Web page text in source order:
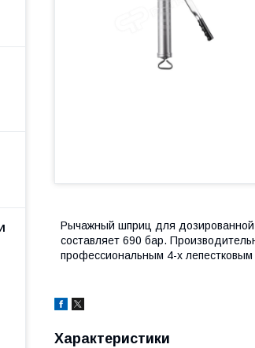
Рычажный шприц для
составляет 690 бар.
профессиональным 4-х лепестковым
Характеристики